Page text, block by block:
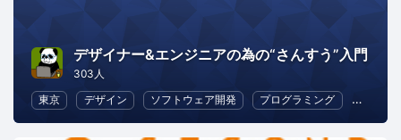
デザイナー&エンジニアの為の“さんすう”入門
303人
東京
デザイン ソフトウェア開発 プログラミング 初心者